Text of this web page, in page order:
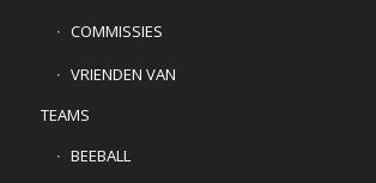
COMMISSIES
VRIENDEN VAN
TEAMS
BEEBALL